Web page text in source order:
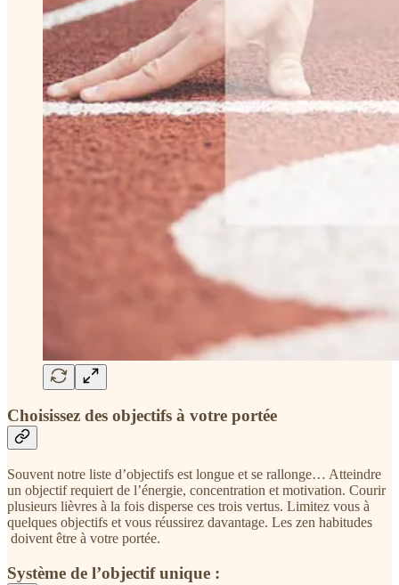
Choisissez des objectifs à votre portée
Souvent notre liste d’objectifs est longue et se rallonge… Atteindre
un objectif requiert de l’énergie, concentration et motivation. Courir
plusieurs lièvres à la fois disperse ces trois vertus. Limitez vous à
quelques objectifs et vous réussirez davantage. Les zen habitudes
doivent être à votre portée.
Système de l’objectif unique :